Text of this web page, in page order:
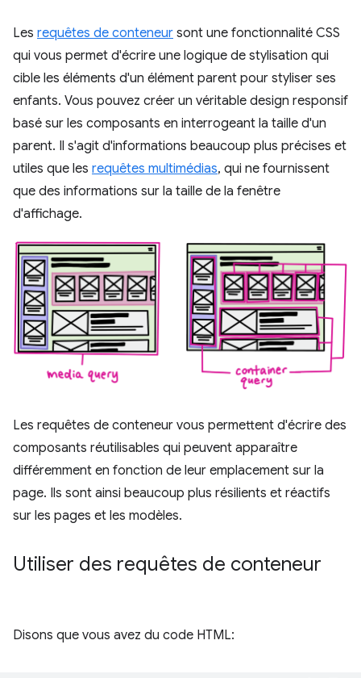
Les requêtes de conteneur sont une fonctionnalité CSS
qui vous permet d'écrire une logique de stylisation qui
cible les éléments d'un élément parent pour styliser ses
enfants. Vous pouvez créer un véritable design responsif
basé sur les composants en interrogeant la taille d'un
parent. Il s'agit d'informations beaucoup plus précises et
utiles que les requêtes multimédias, qui ne fournissent
que des informations sur la taille de la fenêtre
d'affichage.
Les requêtes de conteneur vous permettent d'écrire des
composants réutilisables qui peuvent apparaître
différemment en fonction de leur emplacement sur la
page. Ils sont ainsi beaucoup plus résilients et réactifs
sur les pages et les modèles.
Utiliser des requêtes de conteneur
Disons que vous avez du code HTML: